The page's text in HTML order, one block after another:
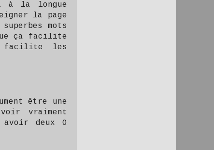
la longue
la page
mots
que ça facilite
facilite les
être une
vraiment
deux O